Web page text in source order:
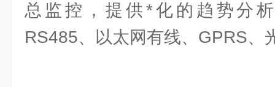
总监控，提供*化的趋势分
RS485、以太网有线、GPRS、